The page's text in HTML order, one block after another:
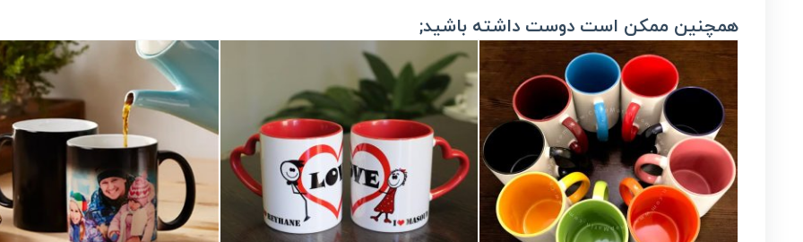
همچنین ممکن است دوست داشته باشید;